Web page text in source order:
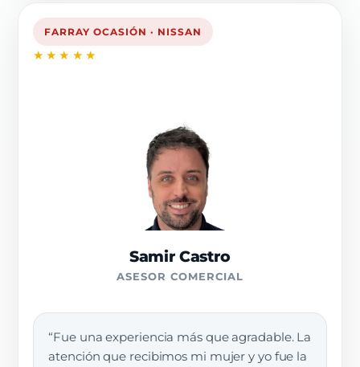
FARRAY OCASIÓN · NISSAN
★★★★★
Samir Castro
ASESOR COMERCIAL
“Fue una experiencia más que agradable. La
atención que recibimos mi mujer y yo fue la